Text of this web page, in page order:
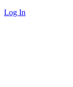
Log In